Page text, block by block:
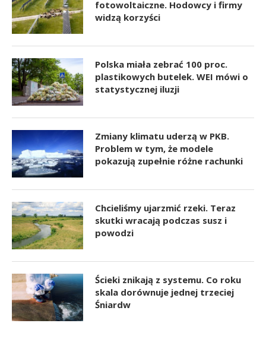
fotowoltaiczne. Hodowcy i firmy
widzą korzyści
Polska miała zebrać 100 proc.
plastikowych butelek. WEI mówi o
statystycznej iluzji
Zmiany klimatu uderzą w PKB.
Problem w tym, że modele
pokazują zupełnie różne rachunki
Chcieliśmy ujarzmić rzeki. Teraz
skutki wracają podczas susz i
powodzi
Ścieki znikają z systemu. Co roku
skala dorównuje jednej trzeciej
Śniardw